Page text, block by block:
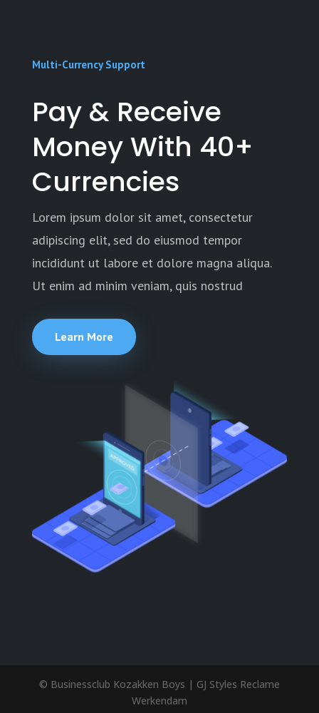
Multi-Currency Support
Pay & Receive
Money With 40+
Currencies
Lorem ipsum dolor sit amet, consectetur
adipiscing elit, sed do eiusmod tempor
incididunt ut labore et dolore magna aliqua.
Ut enim ad minim veniam, quis nostrud
Learn More
© Businessclub Kozakken Boys | GJ Styles Reclame
Werkendam